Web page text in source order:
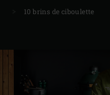
10 brins de ciboulette